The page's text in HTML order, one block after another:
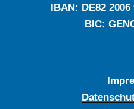
IBAN: DE‍82 ‍2006
BIC: